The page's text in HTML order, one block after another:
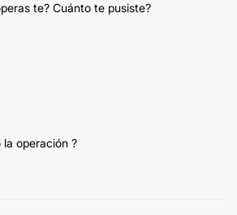
te? Cuánto te pusiste?
operación ?